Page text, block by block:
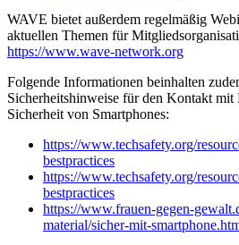
WAVE bietet außerdem regelmäßig
aktuellen Themen für
https://www.wave-network.org
Folgende Informationen beinhalten
Sicherheitshinweise für den Kontakt
Sicherheit von Smartphones:
https://www.techsafety.org/
bestpractices
https://www.techsafety.org/
bestpractices
https://www.frauen-gegen-
material/sicher-mit-